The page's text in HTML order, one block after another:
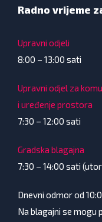
Radno vrijeme
Upravni odjeli
8:00 – 13:00 sati
Upravni odjel za
i uređenje prostora
7:30 – 12:00 sati
Gradska blagajna
7:30 – 14:00 sati
Dnevni odmor od
Na blagajni se mogu